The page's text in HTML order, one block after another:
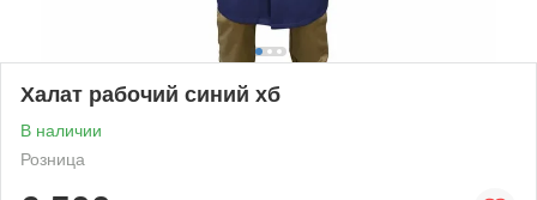
Халат рабочий синий хб
В наличии
Розница